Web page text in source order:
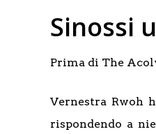
Sinossi
Prima di The
Vernestra Rwoh
rispondendo a